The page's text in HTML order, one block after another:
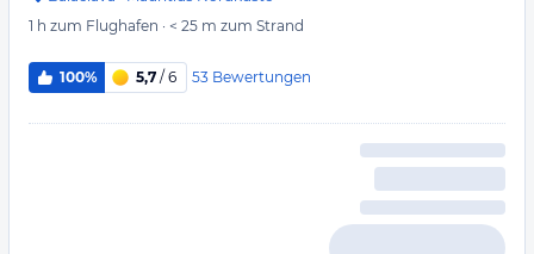
1 h zum Flughafen · < 25 m zum Strand
100% 5,7 / 6 53 Bewertungen